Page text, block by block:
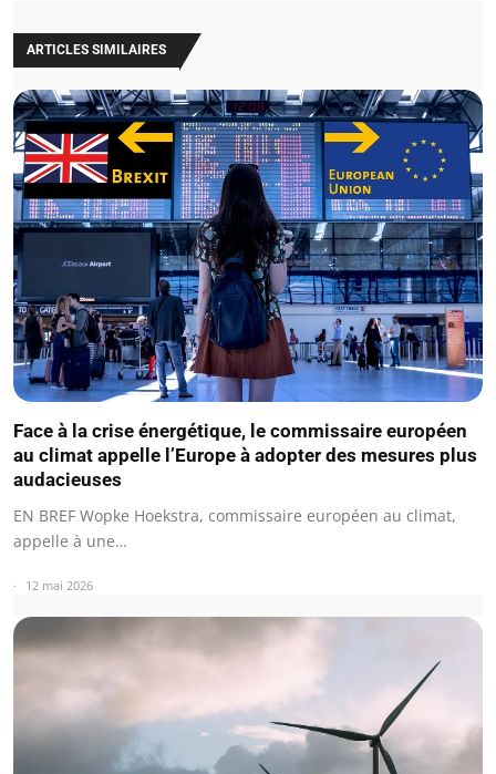
ARTICLES SIMILAIRES
Face à la crise énergétique, le commissaire européen
au climat appelle l’Europe à adopter des mesures plus
audacieuses
EN BREF Wopke Hoekstra, commissaire européen au climat,
appelle à une…
12 mai 2026